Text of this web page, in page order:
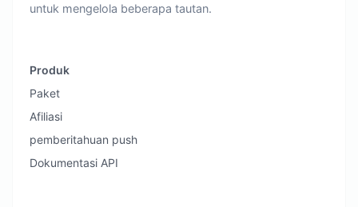
untuk mengelola beberapa tautan.
Produk
Paket
Afiliasi
pemberitahuan push
Dokumentasi API